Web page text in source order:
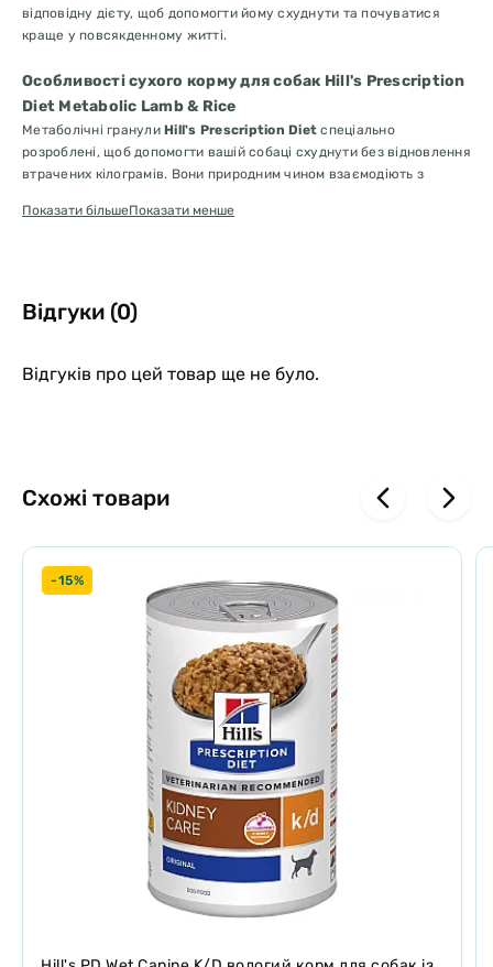
відповідну дієту, щоб допомогти йому схуднути та почуватися
краще у повсякденному житті.
Особливості сухого корму для собак Hill's Prescription
Diet Metabolic Lamb & Rice
Метаболічні гранули Hill's Prescription Diet спеціально
розроблені, щоб допомогти вашій собаці схуднути без відновлення
втрачених кілограмів. Вони природним чином взаємодіють з
ваги. Ці гранули стимулюють природну здатність вашої тварини
Завдяки унікальній суміші
собаці почуватися ситою та задоволеною, щоб уникнути
крокетів з баранини та рису.
Дозволяє знизити вагу без різкого скорочення раціону
Собаки із зайвою вагою та/або ожирінням
Підтримка ваги (схильність до ожиріння або після втрати ваги)
Діабет у собак із ожирінням
Синдром Кушинга
Цукровий діабет у собак з нормальною вагою або з невеликою
надмірною вагою
Не обслуговуйте котів
Не обслуговуйте цуценят
Не давати вагітним і годуючим самкам
Додаткова інформація:
Проста та ефективна втрата ваги: діє природно відповідно до
активності та споживання енергії вашої собаки
Дозволяє вашому вихованцеві підтримувати його природну
здатність спалювати зайвий жир
Сприяє відчуттю ситості: унікальна суміш волокон
Навіть після досягнення ідеальної ваги важливо, щоб ваша собака
Показати більшеПоказати менше
Відгуки (0)
Відгуків про цей товар ще не було.
Схожі товари
-15%